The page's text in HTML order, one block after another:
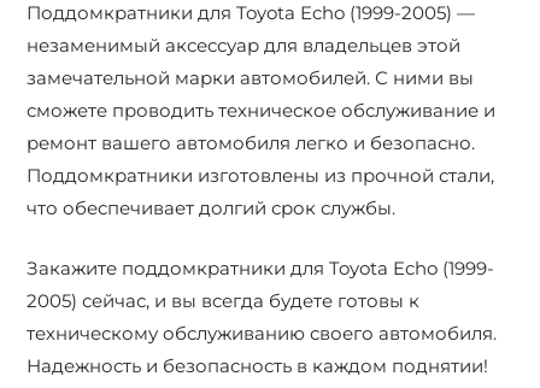
Поддомкратники для Toyota Echo (1999-2005) —
незаменимый аксессуар для владельцев этой
замечательной марки автомобилей. С ними вы
сможете проводить техническое обслуживание и
ремонт вашего автомобиля легко и безопасно.
Поддомкратники изготовлены из прочной стали,
что обеспечивает долгий срок службы.
Закажите поддомкратники для Toyota Echo (1999-
2005) сейчас, и вы всегда будете готовы к
техническому обслуживанию своего автомобиля.
Надежность и безопасность в каждом поднятии!